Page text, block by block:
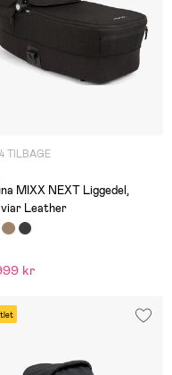
4 TILBAGE
MIXX NEXT Liggedel,
Leather
kr